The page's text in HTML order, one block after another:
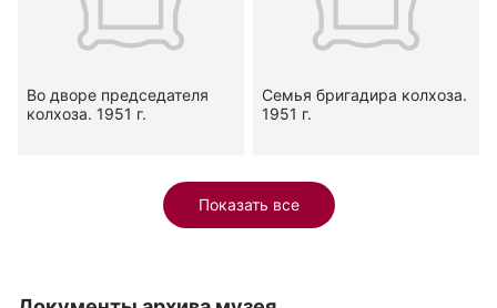
Во дворе председателя
колхоза. 1951 г.
Семья бригадира колхоза.
1951 г.
Показать все